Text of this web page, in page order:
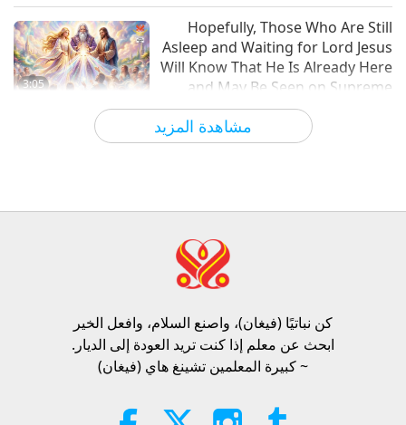
مشاهدة المزيد
3:05
Hopefully, Those Who Are Still
Asleep and Waiting for Lord Jesus
Will Know That He Is Already Here
and May Be Seen on Supreme
Master Television
أخبار جديرة بالاهتمام 2026-08-08
3:40
مختصرات
VEG TREND NEWS FROM
June 2026 - Part 2 of 2
مختصرات 2026-08-08
كن نباتيًا (فيغان)، واصنع السلام، وافعل الخير​
ابحث عن معلم إذا كنت تريد العودة إلى الديار.
~ كبيرة المعلمين تشينغ هاي (فيغان)